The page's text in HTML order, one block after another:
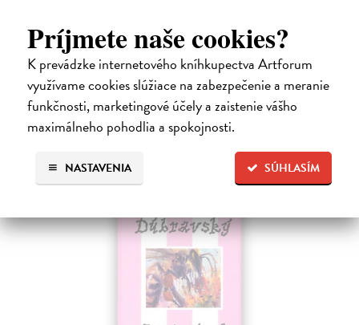
Príjmete naše cookies?
K prevádzke internetového kníhkupectva Artforum
využívame cookies slúžiace na zabezpečenie a meranie
funkčnosti, marketingové účely a zaistenie vášho
maximálneho pohodlia a spokojnosti.
SÚHLASÍM
NASTAVENIA
systematicky pracoval na rekonštrukcii ikonickej Poslednej večere,
čo ho inšpirovalo k napísaniu tejto knihy. Odkrýva pred nami silné i
slabé…
Na sklade
31,92 €
39,90 € ?